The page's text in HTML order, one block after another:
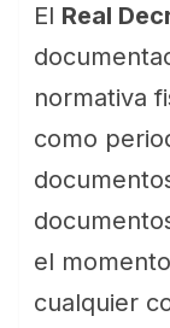
El Real
normativa
como
el
cualquier